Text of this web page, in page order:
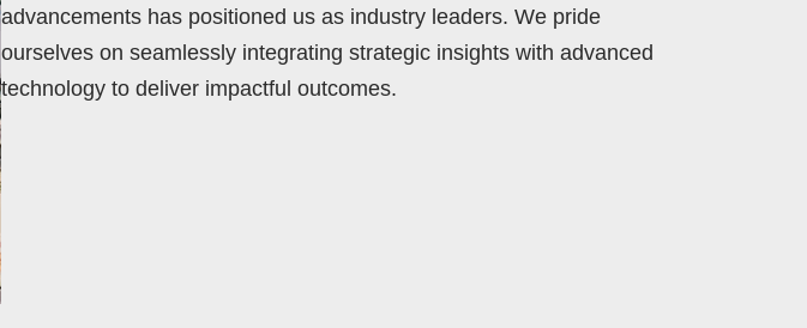
advancements has positioned us as industry leaders. We pride
ourselves on seamlessly integrating strategic insights with advanced
technology to deliver impactful outcomes.